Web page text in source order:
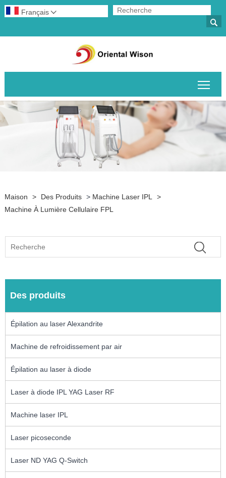

Français 
Maison > Des Produits > Machine Laser IPL
>
Machine À Lumière Cellulaire FPL
Des produits
Épilation au laser Alexandrite
Machine de refroidissement par air
Épilation au laser à diode
Laser à diode IPL YAG Laser RF
Machine laser IPL
Laser picoseconde
Laser ND YAG Q-Switch